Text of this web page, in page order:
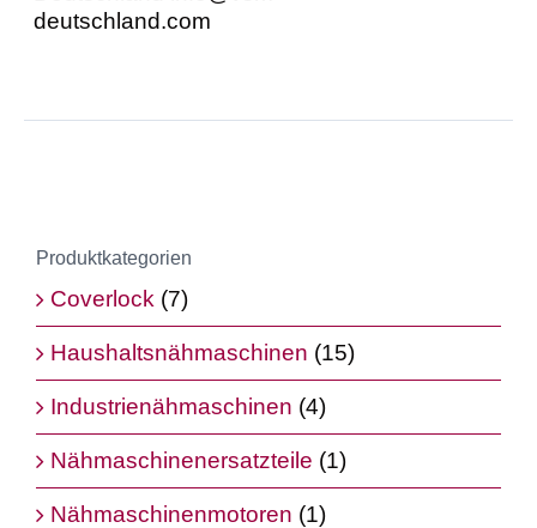
deutschland.com
Produktkategorien
Coverlock (7)
Haushaltsnähmaschinen (15)
Industrienähmaschinen (4)
Nähmaschinenersatzteile (1)
Nähmaschinenmotoren (1)